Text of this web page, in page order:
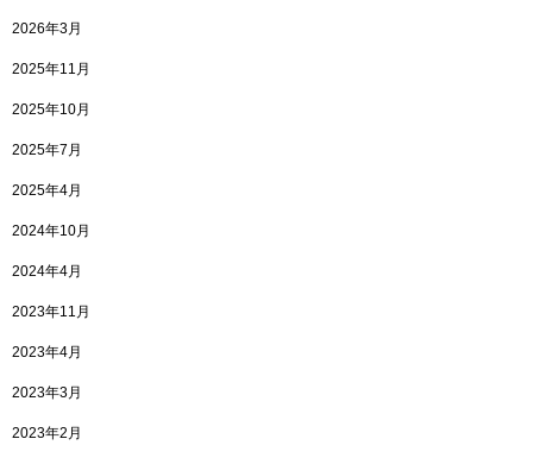
2026年3月
2025年11月
2025年10月
2025年7月
2025年4月
2024年10月
2024年4月
2023年11月
2023年4月
2023年3月
2023年2月